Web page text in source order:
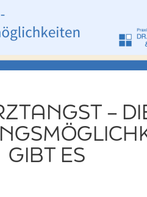
–
GIBT ES